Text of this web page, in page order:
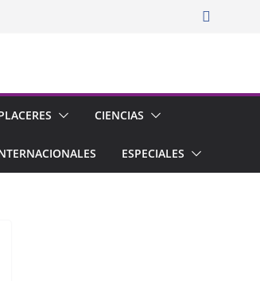
CIENCIAS
ESPECIALES